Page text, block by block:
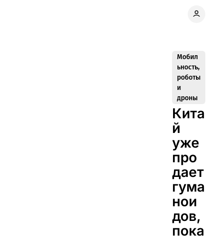
Мобил
ьность,
роботы
и
дроны
Кита
й
уже
про
дает
гума
нои
дов,
пока